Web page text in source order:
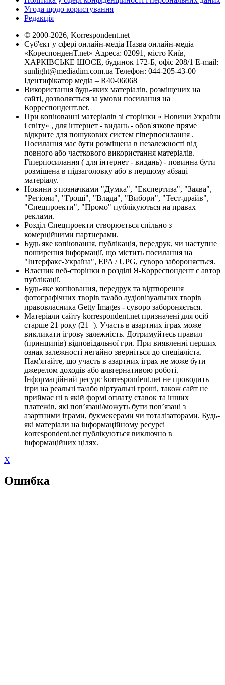
Угода щодо користування
Редакція
© 2000-2026, Korrespondent.net
Суб'єкт у сфері онлайн-медіа Назва онлайн-медіа –
«КореспонденТ.net» Адреса: 02091, місто Київ,
ХАРКІВСЬКЕ ШОСЕ, будинок 172-Б, офіс 208/1 E-mail:
sunlight@mediadim.com.ua Телефон: 044-205-43-00
Ідентифікатор медіа – R40-06068
Використання будь-яких матеріалів, розміщених на
сайті, дозволяється за умови посилання на
Корреспондент.net.
При копіюванні матеріалів зі сторінки « Новини України
і світу» , для інтернет - видань - обов'язкове пряме
відкрите для пошукових систем гіперпосилання .
Посилання має бути розміщена в незалежності від
повного або часткового використання матеріалів.
Гіперпосилання ( для інтернет - видань) - повинна бути
розміщена в підзаголовку або в першому абзаці
матеріалу.
Новини з позначками "Думка", "Експертиза", "Заява",
"Регіони", "Гроші", "Влада", "Вибори", "Тест-драйв",
"Спецпроекти", "Промо" публікуються на правах
реклами.
Розділ Спецпроекти створюється спільно з
комерційними партнерами.
Будь яке копіювання, публікація, передрук, чи наступне
поширення інформації, що містить посилання на
"Інтерфакс-Україна", EPA / UPG, суворо забороняється.
Власник веб-сторінки в розділі Я-Корреспондент є автор
публікації.
Будь-яке копіювання, передрук та відтворення
фотографічних творів та/або аудіовізуальних творів
правовласника Getty Images - суворо забороняється.
Матеріали сайту korrespondent.net призначені для осіб
старше 21 року (21+). Участь в азартних іграх може
викликати ігрову залежність. Дотримуйтесь правил
(принципів) відповідальної гри. При виявленні перших
ознак залежності негайно зверніться до спеціаліста.
Пам'ятайте, що участь в азартних іграх не може бути
джерелом доходів або альтернативою роботі.
Інформаційний ресурс korrespondent.net не проводить
ігри на реальні та/або віртуальні гроші, також сайт не
приймає ні в якій формі оплату ставок та інших
платежів, які пов’язані/можуть бути пов’язані з
азартними іграми, букмекерами чи тоталізаторами. Будь-
які матеріали на інформаційному ресурсі
korrespondent.net публікуються виключно в
інформаційних цілях.
X
Ошибка